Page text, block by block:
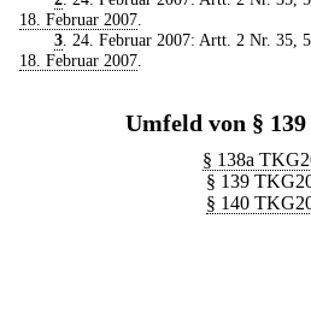
18. Februar 2007
3. 24. Februar 2007: Artt. 2 Nr. 35,
18. Februar 2007
Umfeld von §
§ 138a
§ 139
§ 140